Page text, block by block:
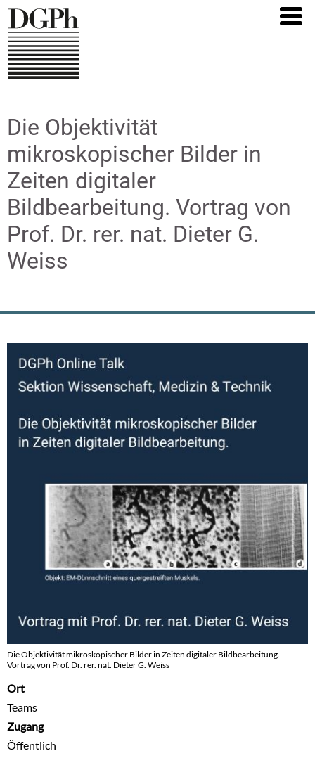
Direkt
zum
Inhalt
Die Objektivität
mikroskopischer Bilder in
Zeiten digitaler
Bildbearbeitung. Vortrag von
Prof. Dr. rer. nat. Dieter G.
Weiss
Die Objektivität mikroskopischer Bilder in Zeiten digitaler Bildbearbeitung.
Vortrag von Prof. Dr. rer. nat. Dieter G. Weiss
Ort
Teams
Zugang
Öffentlich